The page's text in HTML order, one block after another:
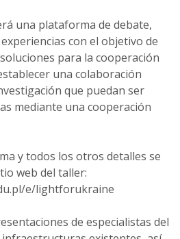
una plataforma de debate,
con el objetivo de
para la cooperación
una colaboración
que puedan ser
mediante una cooperación
y todos los otros detalles se
web del taller:
e/lightforukraine
de especialistas del